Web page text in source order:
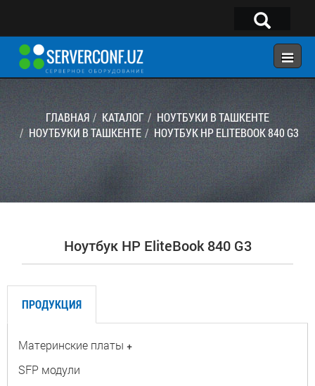
×
ГЛАВНАЯ
КОНФИГУРАТОР
КАТАЛОГ
Telegram:@serverconf_uz
Тел: (90) 932-18-00
ГЛАВНАЯ КАТАЛОГ
НОУТБУКИ В ТАШКЕНТЕ
НОУТБУКИ В ТАШКЕНТЕ
НОУТБУК HP ELITEBOOK 840 G3
Ноутбук HP EliteBook 840 G3
ПРОДУКЦИЯ
Материнские платы +
SFP модули